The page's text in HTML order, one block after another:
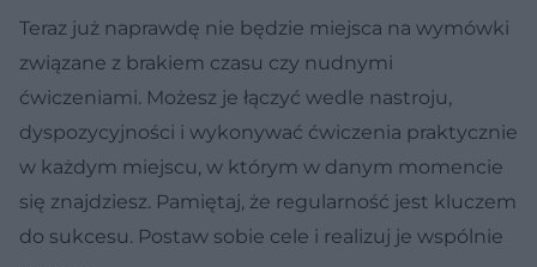
Teraz już naprawdę nie będzie miejsca na wymówki
związane z brakiem czasu czy nudnymi
ćwiczeniami. Możesz je łączyć wedle nastroju,
dyspozycyjności i wykonywać ćwiczenia praktycznie
w każdym miejscu, w którym w danym momencie
się znajdziesz. Pamiętaj, że regularność jest kluczem
do sukcesu. Postaw sobie cele i realizuj je wspólnie